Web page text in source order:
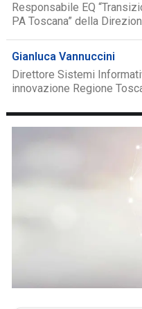
Responsabile EQ
PA Toscana” della
Gianluca Vannuccini
Direttore Sistemi
innovazione Regione